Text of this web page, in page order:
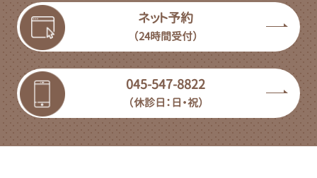
ネット予約
（24時間受付）
045-547-8822
（休診日：日・祝）